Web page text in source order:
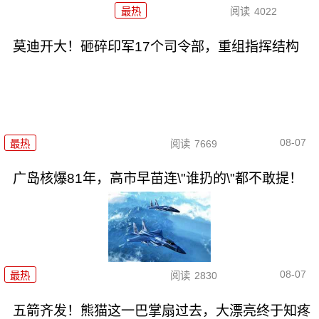
最热 阅读 4022
莫迪开大！砸碎印军17个司令部，重组指挥结构
最热 阅读 7669 08-07
广岛核爆81年，高市早苗连\"谁扔的\"都不敢提！
最热 阅读 2830 08-07
五箭齐发！熊猫这一巴掌扇过去，大漂亮终于知疼